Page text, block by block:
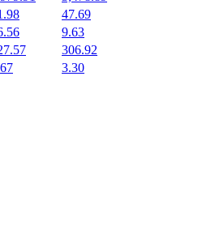
47.69
9.63
306.92
3.30